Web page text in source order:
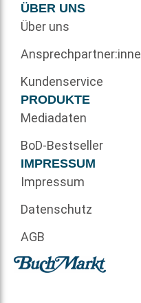
ÜBER UNS
Über uns
Kundenservice
PRODUKTE
Mediadaten
BoD-Bestseller
IMPRESSUM
Impressum
Datenschutz
AGB